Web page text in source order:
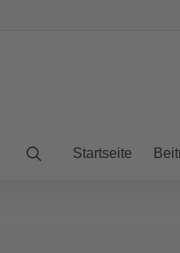
Startseite